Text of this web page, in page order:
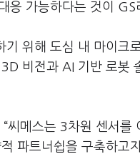
응 가능하다는 것이 GS
기 위해 도심 내 마이
비전과 AI 기반 로봇
씨메스는 3차원 센서
파트너쉽을 구축하고